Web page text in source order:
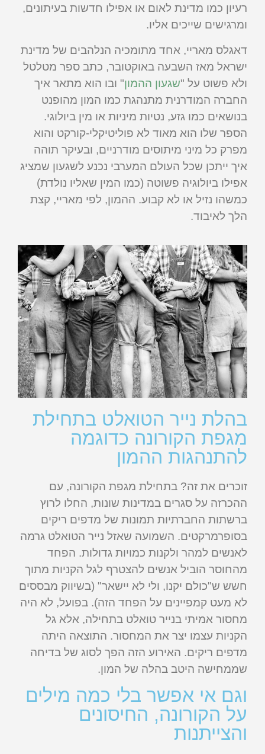
רעיון כמו מדינת לאום או אפילו חדשות בעיתונים,
ומרגישים שייכים אליו.
דאגלס מאריי, אחד מתומכיה הנלהבים של מדינת
ישראל מאז השבעה באוקטובר, כתב ספר מטלטל
ולא פשוט על "שגעון ההמון" ובו הוא מתאר איך
החברה המודרנית מתנהגת כמו המון מהופנט
בנושאים כמו גזע, נטיות מיניות או מין ביולוגי.
הספר שלו הוא מאוד לא פוליטיקלי-קורקט והוא
מפרק כל מיני מיתוסים מודרניים, ובעיקר תוהה
איך ייתכן שכל העולם המערבי נכנע לשגעון שמציג
אפילו ביולוגיה פשוטה (כמו המין שאליו נולדת)
כמשהו נזיל או לא קבוע. ההמון, לפי מאריי, קצת
הלך לאיבוד.
בהלת נייר הטואלט בתחילת
מגפת הקורונה כדוגמה
להתנהגות ההמון
זוכרים את זה? בתחילת מגפת הקורונה, עם
ההכרזה על סגרים במדינות שונות, החלו לרוץ
ברשתות החברתיות תמונות של מדפים ריקים
בסופרמרקטים. השמועה שאזל נייר הטואלט גרמה
לאנשים למהר ולקנות כמויות גדולות. הפחד
מהחוסר הוביל אנשים להצטרף לגל הקניות מתוך
חשש ש"כולם יקנו, ולי לא יישאר" (בשיווק מבססים
לא מעט קמפיינים על הפחד הזה). בפועל, לא היה
מחסור אמיתי בנייר טואלט בתחילה, אלא גל
הקניות עצמו יצר את המחסור. התוצאה היתה
מדפים ריקים. האירוע הזה הפך לסוג של בדיחה
שממחישה היטב בהלה של המון.
וגם אי אפשר בלי כמה מילים
על הקורונה, החיסונים
והצייתנות